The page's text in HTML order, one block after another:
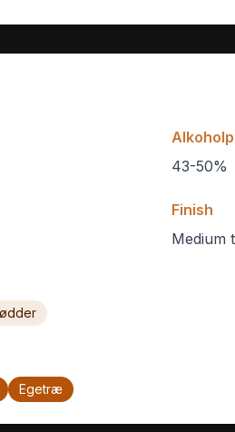
43-50%
Finish
Medium
Egetræ